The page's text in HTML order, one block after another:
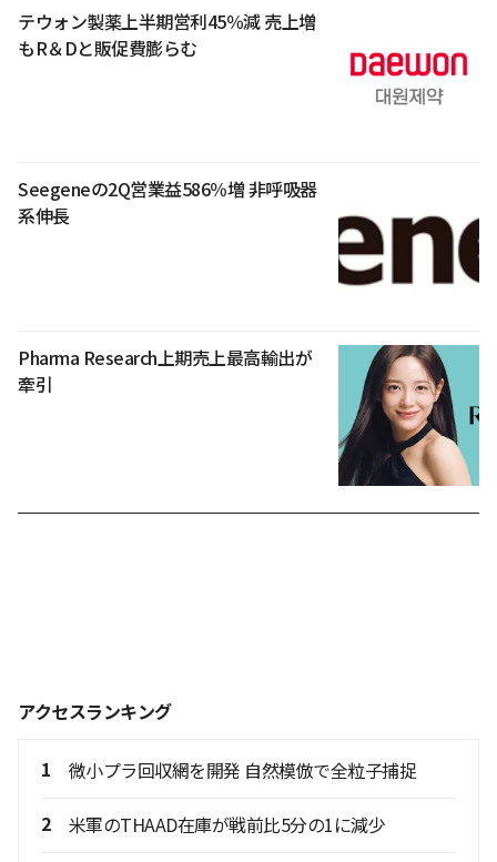
テウォン製薬上半期営利45％減 売上増
もR＆Dと販促費膨らむ
Seegeneの2Q営業益586％増 非呼吸器
系伸長
Pharma Research上期売上最高輸出が
牽引
アクセスランキング
1 微小プラ回収網を開発 自然模倣で全粒子捕捉
2 米軍のTHAAD在庫が戦前比5分の1に減少